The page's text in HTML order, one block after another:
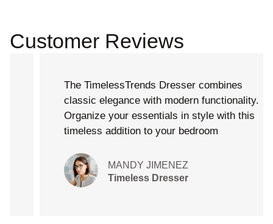
Customer Reviews
The TimelessTrends Dresser combines
classic elegance with modern functionality.
Organize your essentials in style with this
timeless addition to your bedroom
MANDY JIMENEZ
Timeless Dresser